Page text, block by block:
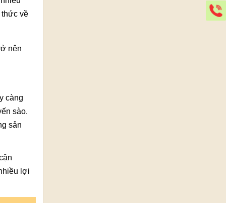
thức về
nên
càng
sào.
sản
lợi